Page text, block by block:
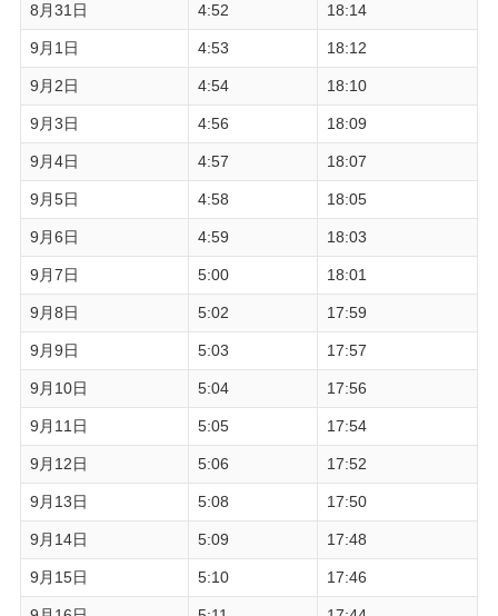
8月31日 4:52 18:14
9月1日 4:53 18:12
9月2日 4:54 18:10
9月3日 4:56 18:09
9月4日 4:57 18:07
9月5日 4:58 18:05
9月6日 4:59 18:03
9月7日 5:00 18:01
9月8日 5:02 17:59
9月9日 5:03 17:57
9月10日 5:04 17:56
9月11日 5:05 17:54
9月12日 5:06 17:52
9月13日 5:08 17:50
9月14日 5:09 17:48
9月15日 5:10 17:46